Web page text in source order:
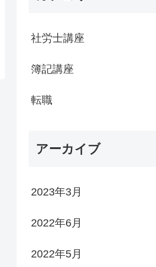
社労士講座
簿記講座
転職
アーカイブ
2023年3月
2022年6月
2022年5月